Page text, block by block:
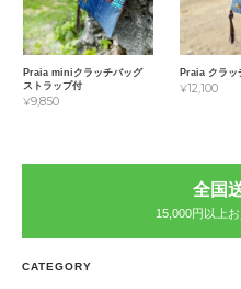
Praia miniクラッチバッグ
ストラップ付
¥9,850
Praia クラッ
¥12,100
全国
15,000円以上
CATEGORY